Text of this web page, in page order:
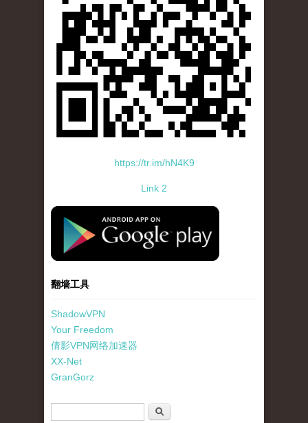
https://tr.im/hN4K9
Link 2
standard-icon-googleplay-app-store.png
翻墙工具
ShadowVPN
Your Freedom
倩影VPN网络加速器
XX-Net
GranGorz
搜索